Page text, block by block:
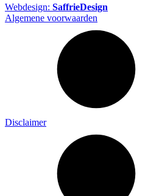
Webdesign: SaffrieDesign
Algemene voorwaarden
Disclaimer